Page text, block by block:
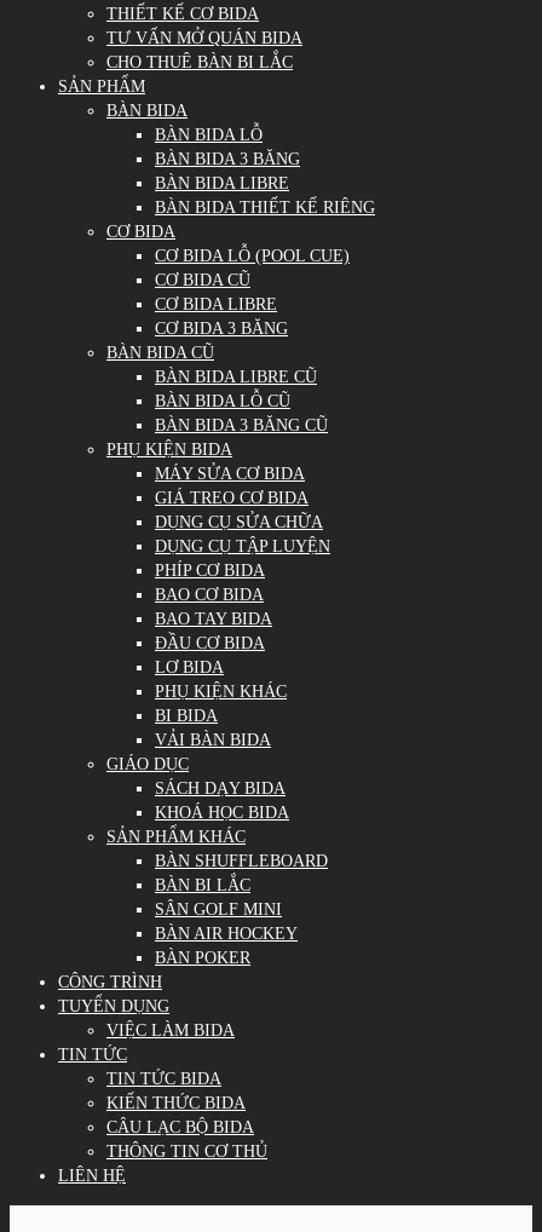
THIẾT KẾ CƠ BIDA
TƯ VẤN MỞ QUÁN BIDA
CHO THUÊ BÀN BI LẮC
SẢN PHẨM
BÀN BIDA
BÀN BIDA LỖ
BÀN BIDA 3 BĂNG
BÀN BIDA LIBRE
BÀN BIDA THIẾT KẾ RIÊNG
CƠ BIDA
CƠ BIDA LỖ (POOL CUE)
CƠ BIDA CŨ
CƠ BIDA LIBRE
CƠ BIDA 3 BĂNG
BÀN BIDA CŨ
BÀN BIDA LIBRE CŨ
BÀN BIDA LỖ CŨ
BÀN BIDA 3 BĂNG CŨ
PHỤ KIỆN BIDA
MÁY SỬA CƠ BIDA
GIÁ TREO CƠ BIDA
DỤNG CỤ SỬA CHỮA
DỤNG CỤ TẬP LUYỆN
PHÍP CƠ BIDA
BAO CƠ BIDA
BAO TAY BIDA
ĐẦU CƠ BIDA
LƠ BIDA
PHỤ KIỆN KHÁC
BI BIDA
VẢI BÀN BIDA
GIÁO DỤC
SÁCH DẠY BIDA
KHOÁ HỌC BIDA
SẢN PHẨM KHÁC
BÀN SHUFFLEBOARD
BÀN BI LẮC
SÂN GOLF MINI
BÀN AIR HOCKEY
BÀN POKER
CÔNG TRÌNH
TUYỂN DỤNG
VIỆC LÀM BIDA
TIN TỨC
TIN TỨC BIDA
KIẾN THỨC BIDA
CÂU LẠC BỘ BIDA
THÔNG TIN CƠ THỦ
LIÊN HỆ